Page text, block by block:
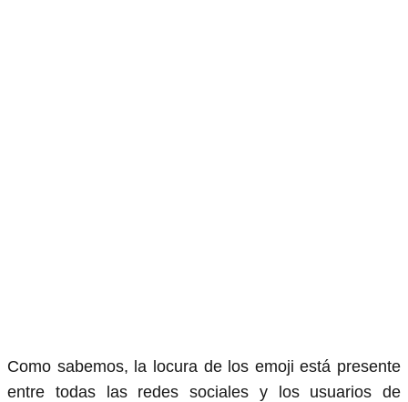
Como sabemos, la locura de los emoji está presente
entre todas las redes sociales y los usuarios de